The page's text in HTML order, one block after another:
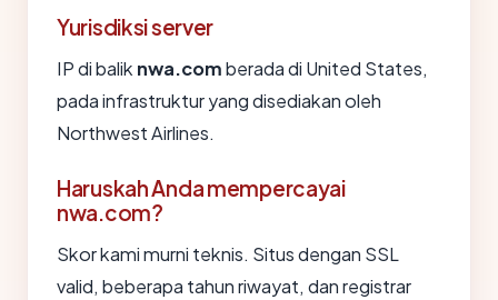
Yurisdiksi server
IP di balik nwa.comberada di United States,
pada infrastruktur yang disediakan oleh
Northwest Airlines.
Haruskah Anda mempercayai
nwa.com?
Skor kami murni teknis. Situs dengan SSL
valid, beberapa tahun riwayat, dan registrar